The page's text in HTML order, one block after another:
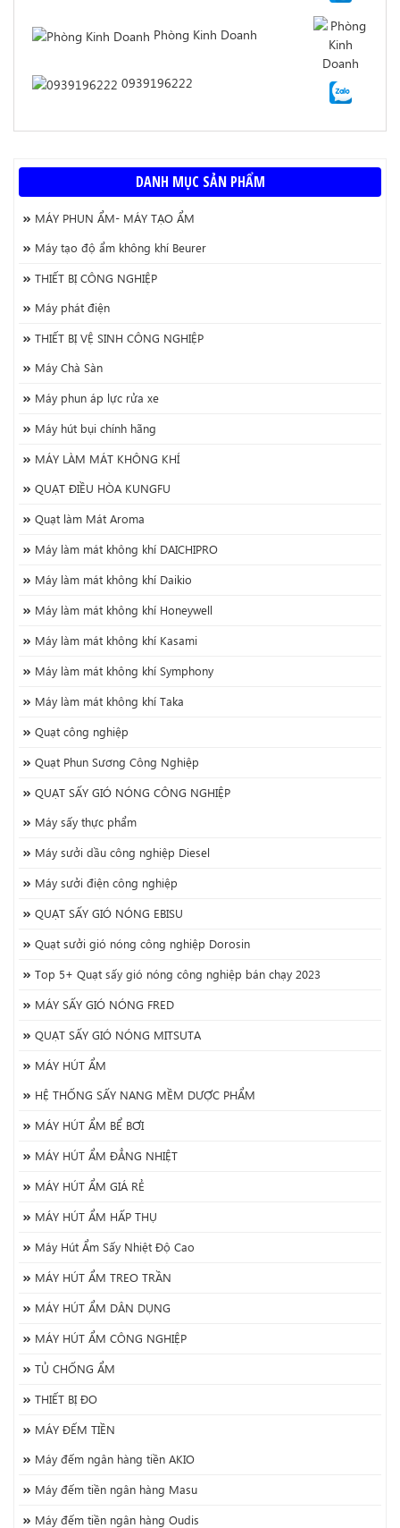
Phòng Kinh Doanh
0939196222
DANH MỤC SẢN PHẨM
MÁY PHUN ẨM- MÁY TẠO ẨM
Máy tạo độ ẩm không khí Beurer
THIẾT BỊ CÔNG NGHIỆP
Máy phát điện
THIẾT BỊ VỆ SINH CÔNG NGHIỆP
Máy Chà Sàn
Máy phun áp lực rửa xe
Máy hút bụi chính hãng
MÁY LÀM MÁT KHÔNG KHÍ
QUẠT ĐIỀU HÒA KUNGFU
Quạt làm Mát Aroma
Máy làm mát không khí DAICHIPRO
Máy làm mát không khí Daikio
Máy làm mát không khí Honeywell
Máy làm mát không khí Kasami
Máy làm mát không khí Symphony
Máy làm mát không khí Taka
Quạt công nghiệp
Quạt Phun Sương Công Nghiệp
QUẠT SẤY GIÓ NÓNG CÔNG NGHIỆP
Máy sấy thực phẩm
Máy sưởi dầu công nghiệp Diesel
Máy sưởi điện công nghiệp
QUẠT SẤY GIÓ NÓNG EBISU
Quạt sưởi gió nóng công nghiệp Dorosin
Top 5+ Quạt sấy gió nóng công nghiệp bán chạy 2023
MÁY SẤY GIÓ NÓNG FRED
QUẠT SẤY GIÓ NÓNG MITSUTA
MÁY HÚT ẨM
HỆ THỐNG SẤY NANG MỀM DƯỢC PHẨM
MÁY HÚT ẨM BỂ BƠI
MÁY HÚT ẨM ĐẲNG NHIỆT
MÁY HÚT ẨM GIÁ RẺ
MÁY HÚT ẨM HẤP THỤ
Máy Hút Ẩm Sấy Nhiệt Độ Cao
MÁY HÚT ẨM TREO TRẦN
MÁY HÚT ẨM DÂN DỤNG
MÁY HÚT ẨM CÔNG NGHIỆP
TỦ CHỐNG ẨM
THIẾT BỊ ĐO
MÁY ĐẾM TIỀN
Máy đếm ngân hàng tiền AKIO
Máy đếm tiền ngân hàng Masu
Máy đếm tiền ngân hàng Oudis